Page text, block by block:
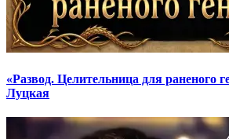
«Развод. Целительница для раненого
Луцкая